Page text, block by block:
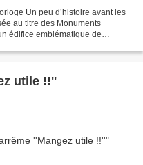
Un peu d’histoire avant les
au titre des Monuments
édifice emblématique de
utile !!''